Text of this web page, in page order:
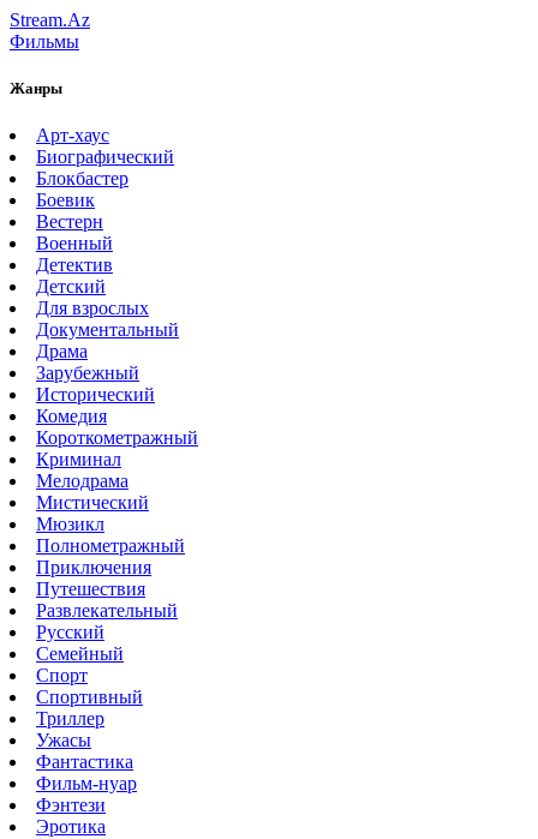
Stream.Az
Фильмы
Жанры
Арт-хаус
Биографический
Блокбастер
Боевик
Вестерн
Военный
Детектив
Детский
Для взрослых
Документальный
Драма
Зарубежный
Исторический
Комедия
Короткометражный
Криминал
Мелодрама
Мистический
Мюзикл
Полнометражный
Приключения
Путешествия
Развлекательный
Русский
Семейный
Спорт
Спортивный
Триллер
Ужасы
Фантастика
Фильм-нуар
Фэнтези
Эротика